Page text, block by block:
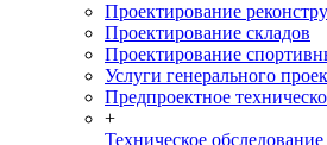
Проектирование
Проектирование складов
Проектирование
Услуги генерального
Предпроектное
+
Техническое